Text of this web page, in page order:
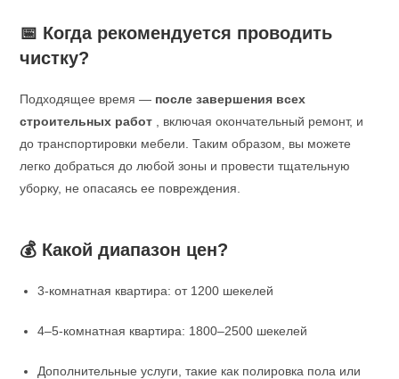
📅 Когда рекомендуется проводить
чистку?
Подходящее время — после завершения всех
строительных работ , включая окончательный ремонт, и
до транспортировки мебели. Таким образом, вы можете
легко добраться до любой зоны и провести тщательную
уборку, не опасаясь ее повреждения.
💰 Какой диапазон цен?
3-комнатная квартира: от 1200 шекелей
4–5-комнатная квартира: 1800–2500 шекелей
Дополнительные услуги, такие как полировка пола или